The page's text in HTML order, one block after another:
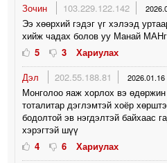
Зочин
103.229.122.142
Ээ хөөрхий гэдэг үг хэлээд
хийж чадах болов уу Манай
5
3
Хариулах
Дэл
202.55.188.81 2026.01.16
Монголоо яаж хорлох вэ
тоталитар дэглэмтэй хоёр
бодолтой эв нэгдэлтэй байхаас
хэрэгтэй шүү
4
6
Хариулах